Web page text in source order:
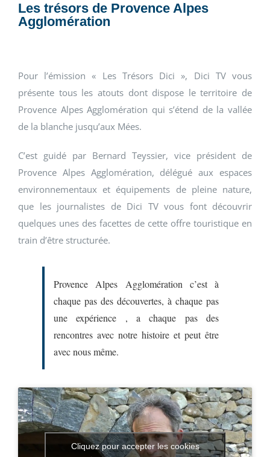
Les trésors de Provence Alpes
Agglomération
Pour l’émission « Les Trésors Dici », Dici TV vous
présente tous les atouts dont dispose le territoire de
Provence Alpes Agglomération qui s’étend de la vallée
de la blanche jusqu’aux Mées.
C’est guidé par Bernard Teyssier, vice président de
Provence Alpes Agglomération, délégué aux espaces
environnementaux et équipements de pleine nature,
que les journalistes de Dici TV vous font découvrir
quelques unes des facettes de cette offre touristique en
train d’être structurée.
Provence Alpes Agglomération c’est à
chaque pas des découvertes, à chaque pas
une expérience , a chaque pas des
rencontres avec notre histoire et peut être
avec nous même.
Cliquez pour accepter les cookies